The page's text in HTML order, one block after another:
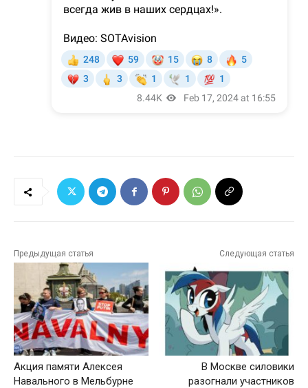
Предыдущая статья
Акция памяти Алексея
Навального в Мельбурне
Следующая статья
В Москве силовики
разогнали участников